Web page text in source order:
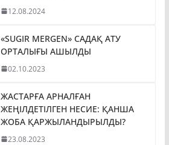
12.08.2024
«SUGIR MERGEN» САДАҚ АТУ
ОРТАЛЫҒЫ АШЫЛДЫ
02.10.2023
ЖАСТАРҒА АРНАЛҒАН
ЖЕҢІЛДЕТІЛГЕН НЕСИЕ: ҚАНША
ЖОБА ҚАРЖЫЛАНДЫРЫЛДЫ?
23.08.2023